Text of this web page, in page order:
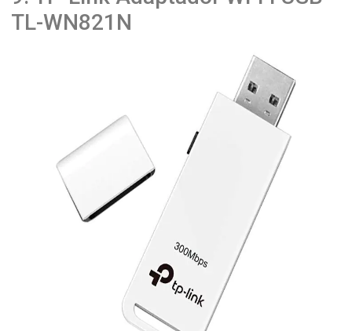
TL-WN821N